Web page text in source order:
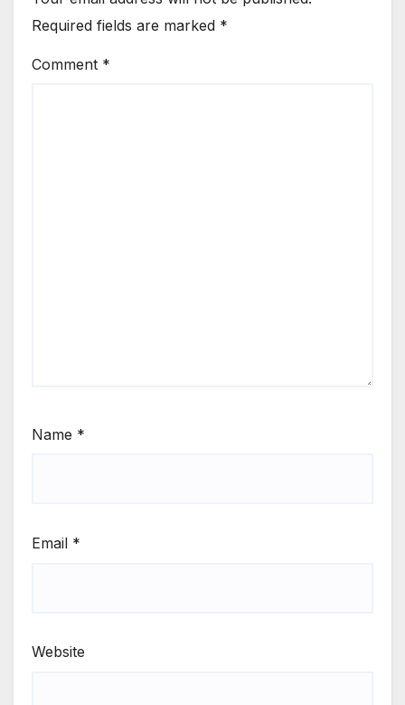
Required fields are marked *
Comment *
Name *
Email *
Website